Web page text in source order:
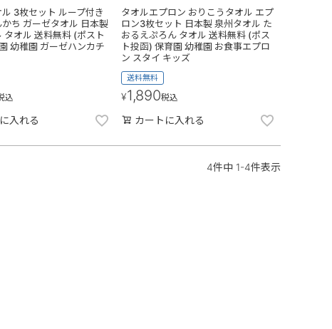
3枚セット ループ付き
ち ガーゼタオル 日本製
タオル 送料無料 (ポスト
幼稚園 ガーゼハンカチ
込
入れる
タオルエプロン おりこうタオル エプ
ロン3枚セット 日本製 泉州タオル た
おるえぷろん タオル 送料無料 (ポス
ト投函) 保育園 幼稚園 お食事エプロ
ン スタイ キッズ
送料無料
¥1,890税込
カートに入れる
4件中 1-4件表示